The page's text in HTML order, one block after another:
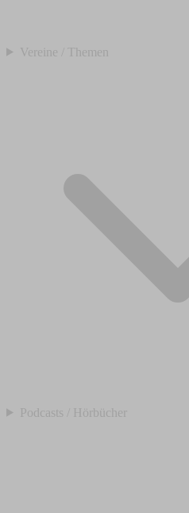
Vereine / Themen
Podcasts / Hörbücher